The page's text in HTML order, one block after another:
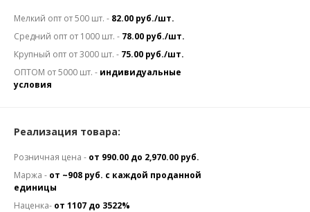
Мелкий опт от 500 шт. - 82.00 руб./шт.
Средний опт от 1000 шт. - 78.00 руб./шт.
Крупный опт от 3000 шт. - 75.00 руб./шт.
ОПТОМ от 5000 шт. - индивидуальные
условия
Реализация товара:
Розничная цена - от 990.00 до 2,970.00 руб.
Маржа - от ~908 руб. с каждой проданной
единицы
Наценка- от 1107 до 3522%